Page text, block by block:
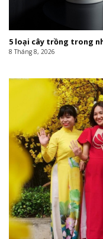
5 loại cây trồng trong
8 Tháng 8, 2026